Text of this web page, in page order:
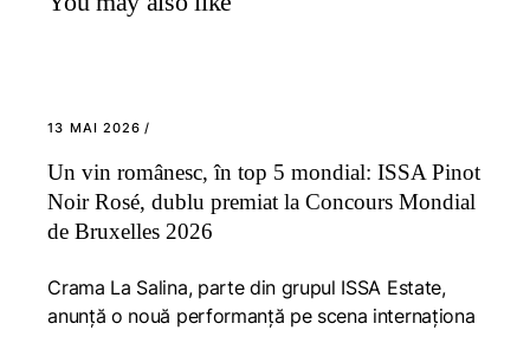
13 MAI 2026
Un vin românesc, în top 5 mondial: ISSA Pinot
Noir Rosé, dublu premiat la Concours Mondial
de Bruxelles 2026
Crama La Salina, parte din grupul ISSA Estate,
anunță o nouă performanță pe scena internaționa